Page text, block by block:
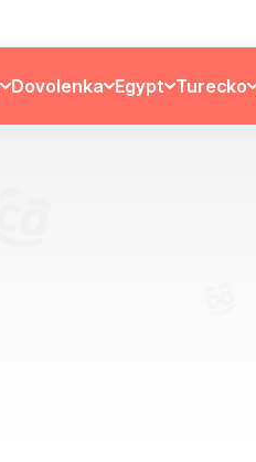
Dovolenka Egypt Turecko